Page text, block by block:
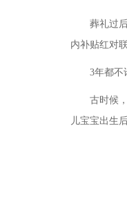
葬礼过
内补贴红对
3年都不
古时候
儿宝宝出生后